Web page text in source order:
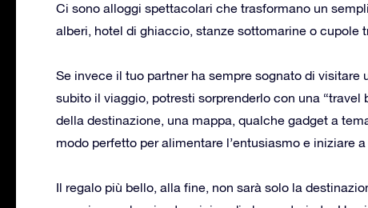
Ci sono alloggi spettacolari che trasformano un
alberi, hotel di ghiaccio, stanze sottomarine o cupole
Se invece il tuo partner ha sempre sognato di
subito il viaggio, potresti sorprenderlo con una
della destinazione, una mappa, qualche gadget a
modo perfetto per alimentare l’entusiasmo e iniziare
Il regalo più bello, alla fine, non sarà solo la